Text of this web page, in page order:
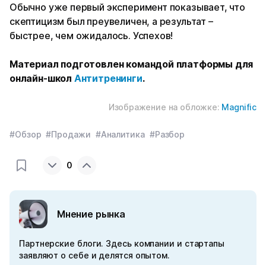
Обычно уже первый эксперимент показывает, что
скептицизм был преувеличен, а результат –
быстрее, чем ожидалось. Успехов!
Материал подготовлен командой платформы для
онлайн-школ Антитренинги.
Изображение на обложке: Magnific
#Обзор #Продажи #Аналитика #Разбор
0
Мнение рынка
Партнерские блоги. Здесь компании и стартапы
заявляют о себе и делятся опытом.